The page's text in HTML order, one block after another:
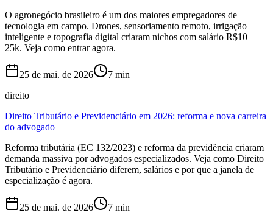
O agronegócio brasileiro é um dos maiores empregadores de
tecnologia em campo. Drones, sensoriamento remoto, irrigação
inteligente e topografia digital criaram nichos com salário R$10–
25k. Veja como entrar agora.
25 de mai. de 2026 7 min
direito
Direito Tributário e Previdenciário em 2026: reforma e nova carreira
do advogado
Reforma tributária (EC 132/2023) e reforma da previdência criaram
demanda massiva por advogados especializados. Veja como Direito
Tributário e Previdenciário diferem, salários e por que a janela de
especialização é agora.
25 de mai. de 2026 7 min